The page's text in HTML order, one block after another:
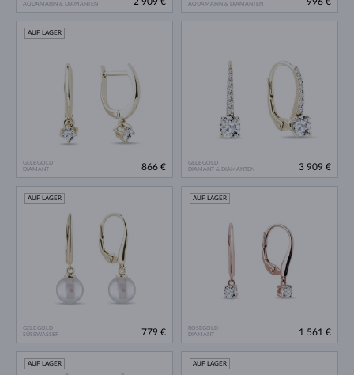
AQUAMARIN & DIAMANTEN
AQUAMARIN & DIAMANTEN
GELBGOLD
DIAMANT
AUF LAGER
866 €
GELBGOLD
DIAMANT & DIAMANTEN
3 909 €
GELBGOLD
SÜSSWASSER
AUF LAGER
779 €
ROSÉGOLD
DIAMANT
AUF LAGER
1 561 €
AUF LAGER AUF LAGER